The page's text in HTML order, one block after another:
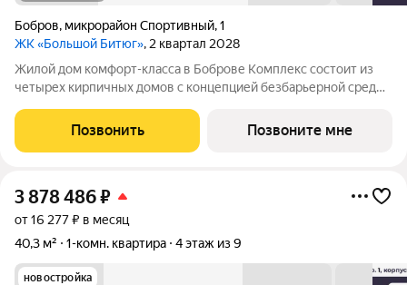
Бобров, микрорайон Спортивный,1
ЖК «Большой Битюг», 2 квартал 2028
Жилой дом комфорт-класса в Боброве Комплекс состоит из
четырех кирпичных домов с концепцией безбарьерной среды,
пожилых людей и родителей с колясками. Функциональное
использование квадратных
Позвонить Позвоните мне
3 878 486₽
от 16 277 ₽ в месяц
40,3 м²
1-комн. квартира 4 этаж из 9
новостройка